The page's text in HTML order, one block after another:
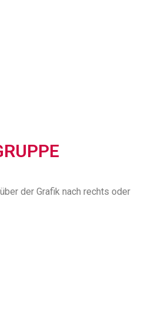
der Grafik nach rechts oder